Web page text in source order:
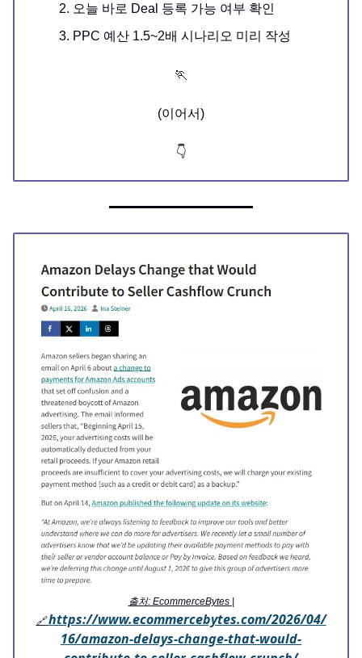
오늘 바로 Deal 등록 가능 여부 확인
PPC 예산 1.5~2배 시나리오 미리 작성
🏃
(이어서)
👇
출처: EcommerceBytes |
🔗 https://www.ecommercebytes.com/2026/04/
16/amazon-delays-change-that-would-